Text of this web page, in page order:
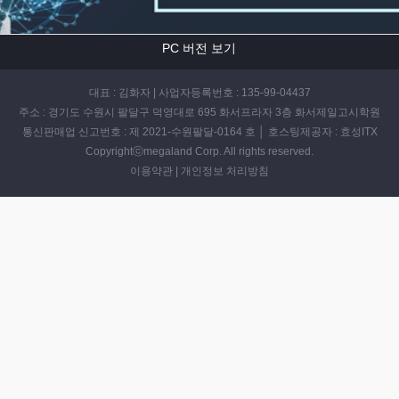
PC 버전 보기
대표 : 김화자 | 사업자등록번호 : 135-99-04437
주소 : 경기도 수원시 팔달구 덕영대로 695 화서프라자 3층 화서제일고시학원
통신판매업 신고번호 : 제 2021-수원팔달-0164 호 │ 호스팅제공자 : 효성ITX
Copyrightⓒmegaland Corp. All rights reserved.
이용약관 | 개인정보 처리방침